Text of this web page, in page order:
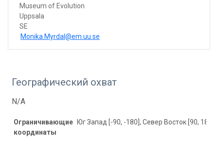
Museum of Evolution
Uppsala
SE
Monika.Myrdal@em.uu.se
Географический охват
N/A
Ограничивающие
координаты
Юг Запад [-90, -180], Север Восток [90, 180]